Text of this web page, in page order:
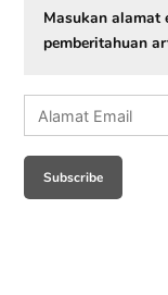
Masukan alamat
pemberitahuan
Alamat
Email
Subscribe